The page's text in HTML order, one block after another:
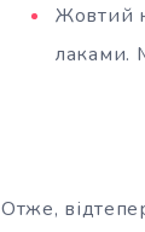
Жовтий
лаками.
Отже,